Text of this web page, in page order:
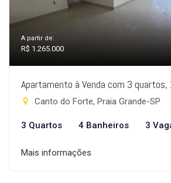
A partir de:
R$ 1.265.000
Apartamento à Venda com 3 quartos,
Canto do Forte, Praia Grande-SP
3 Quartos 4 Banheiros 3
Mais informações